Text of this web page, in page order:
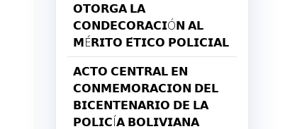
𝗢𝗧𝗢𝗥𝗚𝗔 𝗟𝗔
𝗖𝗢𝗡𝗗𝗘𝗖𝗢𝗥𝗔𝗖𝗜Ó𝗡 𝗔𝗟
𝗠É𝗥𝗜𝗧𝗢 𝗘́𝗧𝗜𝗖𝗢 𝗣𝗢𝗟𝗜𝗖𝗜𝗔𝗟
𝗔𝗖𝗧𝗢 𝗖𝗘𝗡𝗧𝗥𝗔𝗟 𝗘𝗡
𝗖𝗢𝗡𝗠𝗘𝗠𝗢𝗥𝗔𝗖𝗜𝗢𝗡 𝗗𝗘𝗟
𝗕𝗜𝗖𝗘𝗡𝗧𝗘𝗡𝗔𝗥𝗜𝗢 𝗗𝗘 𝗟𝗔
𝗣𝗢𝗟𝗜𝗖Í𝗔 𝗕𝗢𝗟𝗜𝗩𝗜𝗔𝗡𝗔